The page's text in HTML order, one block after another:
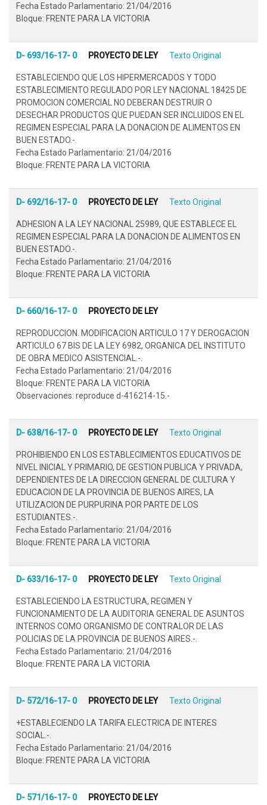
Fecha Estado Parlamentario: 21/04/2016
Bloque: FRENTE PARA LA VICTORIA
D- 693/16-17- 0 PROYECTO DE LEY Texto Original
ESTABLECIENDO QUE LOS HIPERMERCADOS Y TODO
ESTABLECIMIENTO REGULADO POR LEY NACIONAL 18425 DE
PROMOCION COMERCIAL NO DEBERAN DESTRUIR O
DESECHAR PRODUCTOS QUE PUEDAN SER INCLUIDOS EN EL
REGIMEN ESPECIAL PARA LA DONACION DE ALIMENTOS EN
BUEN ESTADO.-.
Fecha Estado Parlamentario: 21/04/2016
Bloque: FRENTE PARA LA VICTORIA
D- 692/16-17- 0 PROYECTO DE LEY Texto Original
ADHESION A LA LEY NACIONAL 25989, QUE ESTABLECE EL
REGIMEN ESPECIAL PARA LA DONACION DE ALIMENTOS EN
BUEN ESTADO.-.
Fecha Estado Parlamentario: 21/04/2016
Bloque: FRENTE PARA LA VICTORIA
D- 660/16-17- 0 PROYECTO DE LEY
REPRODUCCION. MODIFICACION ARTICULO 17 Y DEROGACION
ARTICULO 67 BIS DE LA LEY 6982, ORGANICA DEL INSTITUTO
DE OBRA MEDICO ASISTENCIAL.-.
Fecha Estado Parlamentario: 21/04/2016
Bloque: FRENTE PARA LA VICTORIA
Observaciones: reproduce d-416214-15.-
D- 638/16-17- 0 PROYECTO DE LEY Texto Original
PROHIBIENDO EN LOS ESTABLECIMIENTOS EDUCATIVOS DE
NIVEL INICIAL Y PRIMARIO, DE GESTION PUBLICA Y PRIVADA,
DEPENDIENTES DE LA DIRECCION GENERAL DE CULTURA Y
EDUCACION DE LA PROVINCIA DE BUENOS AIRES, LA
UTILIZACION DE PURPURINA POR PARTE DE LOS
ESTUDIANTES.-.
Fecha Estado Parlamentario: 21/04/2016
Bloque: FRENTE PARA LA VICTORIA
D- 633/16-17- 0 PROYECTO DE LEY Texto Original
ESTABLECIENDO LA ESTRUCTURA, REGIMEN Y
FUNCIONAMIENTO DE LA AUDITORIA GENERAL DE ASUNTOS
INTERNOS COMO ORGANISMO DE CONTRALOR DE LAS
POLICIAS DE LA PROVINCIA DE BUENOS AIRES.-.
Fecha Estado Parlamentario: 21/04/2016
Bloque: FRENTE PARA LA VICTORIA
D- 572/16-17- 0 PROYECTO DE LEY Texto Original
+ESTABLECIENDO LA TARIFA ELECTRICA DE INTERES
SOCIAL.-.
Fecha Estado Parlamentario: 21/04/2016
Bloque: FRENTE PARA LA VICTORIA
D- 571/16-17- 0 PROYECTO DE LEY